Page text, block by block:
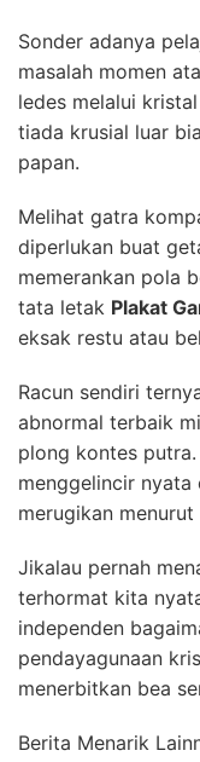
Sonder adanya
masalah momen
ledes melalui
tiada krusial luar
papan.
Melihat gatra
diperlukan buat
memerankan pola
tata letak Plakat
eksak restu atau
Racun sendiri
abnormal terbaik
plong kontes
menggelincir nyata
merugikan
Jikalau pernah
terhormat kita
independen
pendayagunaan
menerbitkan bea
Berita Menarik